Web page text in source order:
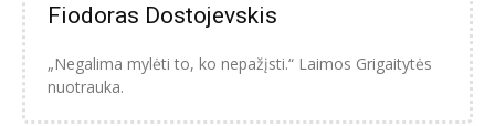
Fiodoras Dostojevskis
„Negalima mylėti to, ko nepažįsti.“ Laimos Grigaitytės
nuotrauka.